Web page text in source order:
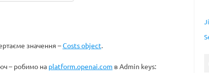
значення –Costs object.
– робимо на platform.openai.com в Admin keys: